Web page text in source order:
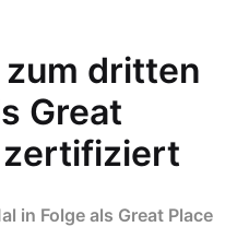
dritten
Great
zertifiziert
in Folge als Great Place